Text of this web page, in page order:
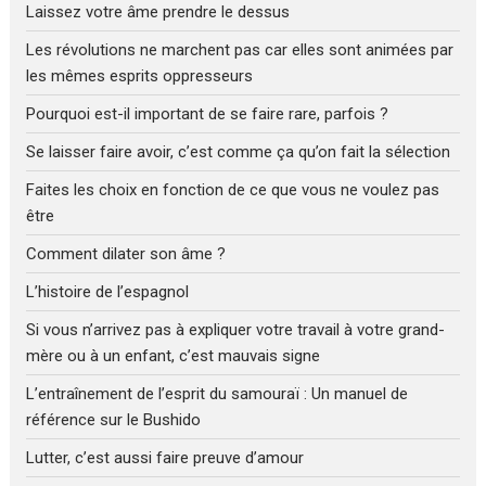
Laissez votre âme prendre le dessus
Les révolutions ne marchent pas car elles sont animées par
les mêmes esprits oppresseurs
Pourquoi est-il important de se faire rare, parfois ?
Se laisser faire avoir, c’est comme ça qu’on fait la sélection
Faites les choix en fonction de ce que vous ne voulez pas
être
Comment dilater son âme ?
L’histoire de l’espagnol
Si vous n’arrivez pas à expliquer votre travail à votre grand-
mère ou à un enfant, c’est mauvais signe
L’entraînement de l’esprit du samouraï : Un manuel de
référence sur le Bushido
Lutter, c’est aussi faire preuve d’amour